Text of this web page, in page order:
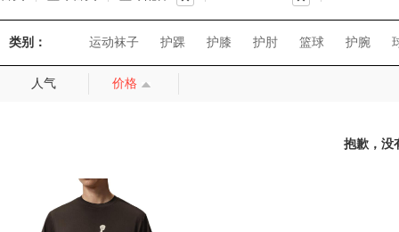
类别： 运动袜子 护踝 护膝 护肘 篮球 护腕
人气 价格
抱歉，没